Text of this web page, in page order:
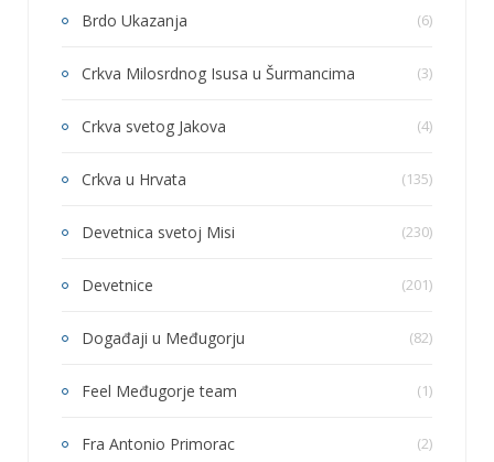
Brdo Ukazanja (6)
Crkva Milosrdnog Isusa u Šurmancima (3)
Crkva svetog Jakova (4)
Crkva u Hrvata (135)
Devetnica svetoj Misi (230)
Devetnice (201)
Događaji u Međugorju (82)
Feel Međugorje team (1)
Fra Antonio Primorac (2)